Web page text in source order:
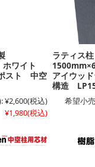
ワイト
スト 中空
¥2,600(税込)
¥1,980(税込)
ラティス
アイウッ
構造
希望小